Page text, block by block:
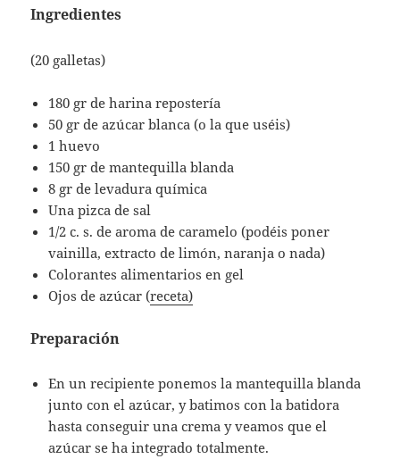
Ingredientes
(20 galletas)
180 gr de harina repostería
50 gr de azúcar blanca (o la que uséis)
1 huevo
150 gr de mantequilla blanda
8 gr de levadura química
Una pizca de sal
1/2 c. s. de aroma de caramelo (podéis poner
vainilla, extracto de limón, naranja o nada)
Colorantes alimentarios en gel
Ojos de azúcar (receta)
Preparación
En un recipiente ponemos la mantequilla blanda
junto con el azúcar, y batimos con la batidora
hasta conseguir una crema y veamos que el
azúcar se ha integrado totalmente.